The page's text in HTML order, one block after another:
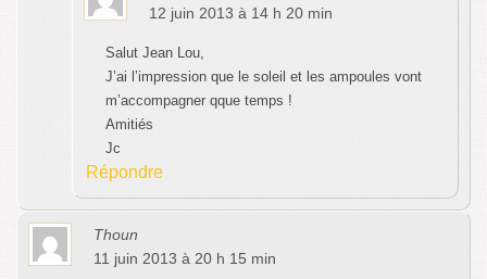
12 juin 2013 à 14 h 20 min
Salut Jean Lou,
J’ai l’impression que le soleil et les ampoules vont
m’accompagner qque temps !
Amitiés
Jc
Répondre
Thoun
11 juin 2013 à 20 h 15 min